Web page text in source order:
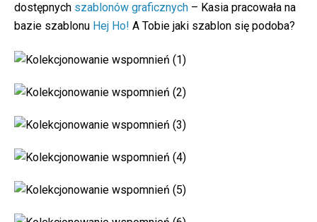
dostępnych szablonów graficznych – Kasia pracowała na
bazie szablonu Hej Ho! A Tobie jaki szablon się podoba?